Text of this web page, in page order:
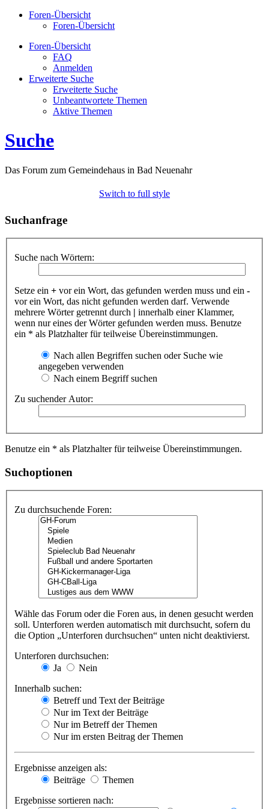
Foren-Übersicht
Foren-Übersicht
Foren-Übersicht
FAQ
Anmelden
Erweiterte Suche
Erweiterte Suche
Unbeantwortete Themen
Aktive Themen
Suche
Das Forum zum Gemeindehaus in Bad Neuenahr
Switch to full style
Suchanfrage
Suche nach Wörtern:
Setze ein + vor ein Wort, das gefunden werden muss und ein -
vor ein Wort, das nicht gefunden werden darf. Verwende
mehrere Wörter getrennt durch | innerhalb einer Klammer,
wenn nur eines der Wörter gefunden werden muss. Benutze
ein * als Platzhalter für teilweise Übereinstimmungen.
Nach allen Begriffen suchen oder Suche wie
angegeben verwenden
Nach einem Begriff suchen
Zu suchender Autor:
Benutze ein * als Platzhalter für teilweise Übereinstimmungen.
Suchoptionen
Zu durchsuchende Foren:
Wähle das Forum oder die Foren aus, in denen gesucht werden
soll. Unterforen werden automatisch mit durchsucht, sofern du
die Option „Unterforen durchsuchen“ unten nicht deaktivierst.
Unterforen durchsuchen:
Ja
Nein
Innerhalb suchen:
Betreff und Text der Beiträge
Nur im Text der Beiträge
Nur im Betreff der Themen
Nur im ersten Beitrag der Themen
Ergebnisse anzeigen als:
Beiträge
Themen
Ergebnisse sortieren nach: